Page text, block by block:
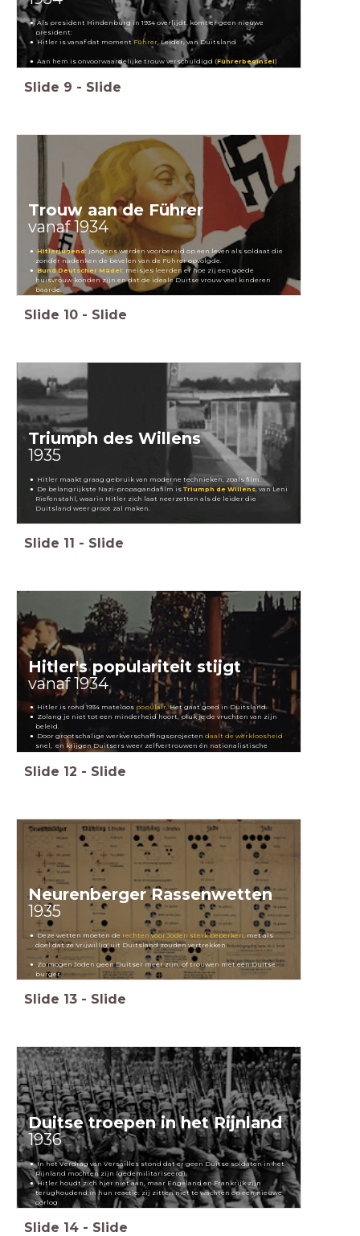
Als president Hindenburg in 1934 overlijdt, komt er geen nieuwe
president:
Hitler is vanaf dat moment Führer, Leider, van Duitsland
Aan hem is onvoorwaardelijke trouw verschuldigd (Führerbeginsel)
Slide 9 - Slide
Trouw aan de Führer
vanaf 1934
Hitlerjugend: jongens werden voorbereid op een leven als soldaat die
zonder nadenken de bevelen van de Führer opvolgde.
Bund Deutscher Mädel: meisjes leerden er hoe zij een goede
huisvrouw konden zijn en dat de ideale Duitse vrouw veel kinderen
baarde.
Slide 10 - Slide
Triumph des Willens
1935
Hitler maakt graag gebruik van moderne technieken, zoals film.
De belangrijkste Nazi-propagandafilm isTriumph de Willens, van Leni
Riefenstahl, waarin Hitler zich laat neerzetten als de leider die
Duitsland weer groot zal maken.
Slide 11 - Slide
Hitler's populariteit stijgt
vanaf 1934
Hitler is rond 1934 mateloos populair. Het gaat goed in Duitsland.
Zolang je niet tot een minderheid hoort, pluk je de vruchten van zijn
beleid.
Door grootschalige werkverschaffingsprojectendaalt de werkloosheid
snel, en krijgen Duitsers weer zelfvertrouwen én nationalistische
gevoelens.
Slide 12 - Slide
Neurenberger Rassenwetten
1935
Deze wetten moeten de rechten voor Joden sterk beperken, met als
doel dat ze 'vrijwillig' uit Duitsland zouden vertrekken.
Zo mogen Joden geen Duitser meer zijn, of trouwen met een Duitse
burger
Slide 13 - Slide
Duitse troepen in het Rijnland
1936
In het Verdrag van Versailles stond dat er geen Duitse soldaten in het
Rijnland mochten zijn (gedemilitariseerd).
Hitler houdt zich hier niet aan, maar Engeland en Frankrijk zijn
terughoudend in hun reactie: zij zitten niet te wachten op een nieuwe
oorlog
Slide 14 - Slide